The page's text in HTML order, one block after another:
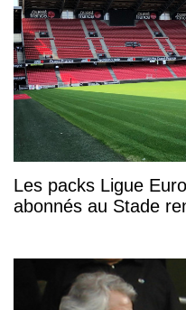
Les packs Ligue
abonnés au Stade